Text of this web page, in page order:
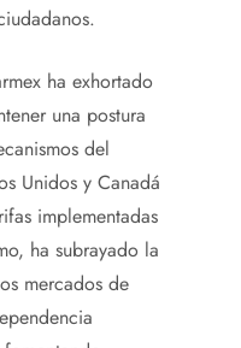
ha exhortado
una postura
del
Unidos y Canadá
implementadas
ha subrayado la
mercados de